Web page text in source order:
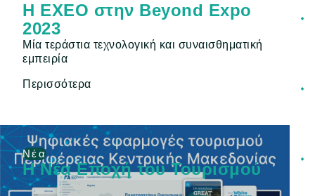
Η ΕΧΕΟ στην Beyond Expo
2023
Μία τεράστια τεχνολογική και συναισθηματική
εμπειρία
Περισσότερα
Νέα
Η Νέα Εποχή του Τουρισμού